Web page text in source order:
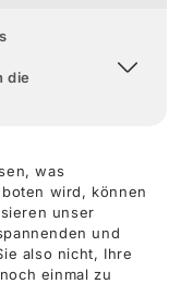
die
was
wird, können
unser
und
also nicht, Ihre
einmal zu